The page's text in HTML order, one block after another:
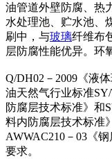
油管道外壁防腐、热
水处理池、贮水池、
刷中，与玻璃纤维布
层防腐性能优异。环
Q/DH02－2009《液
油天然气行业标准
防腐层技术标准》和
料内防腐层技术标准
AWWAC210－03《
要求。